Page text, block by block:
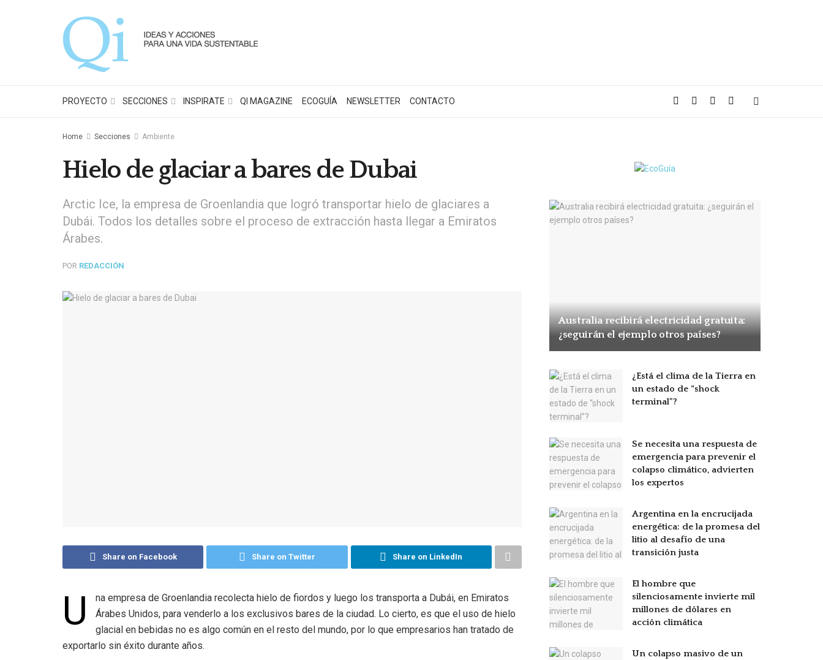
PROYECTO SECCIONES INSPIRATE QI MAGAZINE ECOGUÍA NEWSLETTER CONTACTO
Home Secciones Ambiente
Hielo de glaciar a bares de Dubai
Arctic Ice, la empresa de Groenlandia que logró transportar hielo de glaciares a
Dubái. Todos los detalles sobre el proceso de extracción hasta llegar a Emiratos
Árabes.
POR REDACCIÓN
Share on Facebook Share on Twitter Share on LinkedIn
U
na empresa de Groenlandia recolecta hielo de fiordos y luego los transporta a Dubái, en Emiratos
Árabes Unidos, para venderlo a los exclusivos bares de la ciudad. Lo cierto, es que el uso de hielo
glacial en bebidas no es algo común en el resto del mundo, por lo que empresarios han tratado de
exportarlo sin éxito durante años.
Australia recibirá electricidad gratuita:
¿seguirán el ejemplo otros países?
¿Está el clima de la Tierra en
un estado de “shock
terminal”?
Se necesita una respuesta de
emergencia para prevenir el
colapso climático, advierten
los expertos
Argentina en la encrucijada
energética: de la promesa del
litio al desafío de una
transición justa
El hombre que
silenciosamente invierte mil
millones de dólares en
acción climática
Un colapso masivo de un